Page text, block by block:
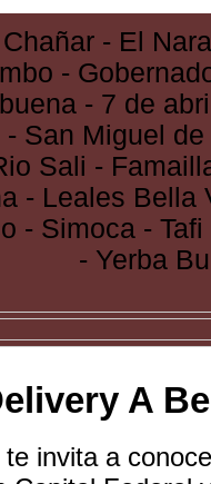
- El
-
- 7 de
San Miguel
Sali -
- Leales Bella
- Simoca -
- Yerba
A
invita a